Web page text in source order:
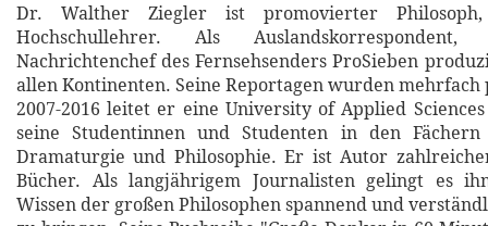
Dr. Walther Ziegler ist promovierter
Hochschullehrer. Als
Nachrichtenchef des Fernsehsenders ProSieben
allen Kontinenten. Seine Reportagen wurden mehrfach
2007-2016 leitet er eine University of Applied
seine Studentinnen und Studenten in den Fächern
Dramaturgie und Philosophie. Er ist Autor
Bücher. Als langjährigem Journalisten gelingt es
Wissen der großen Philosophen spannend und